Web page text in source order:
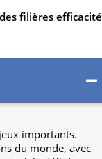
filières efficacité
importants.
du monde, avec